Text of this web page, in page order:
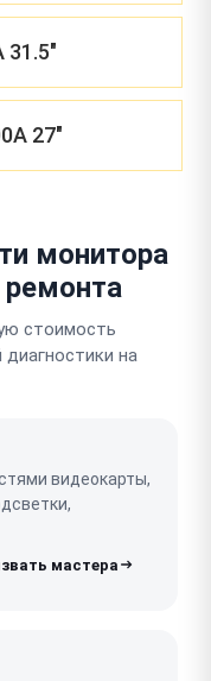
31.5"
27"
монитора
ремонта
стоимость
на
видеокарты,